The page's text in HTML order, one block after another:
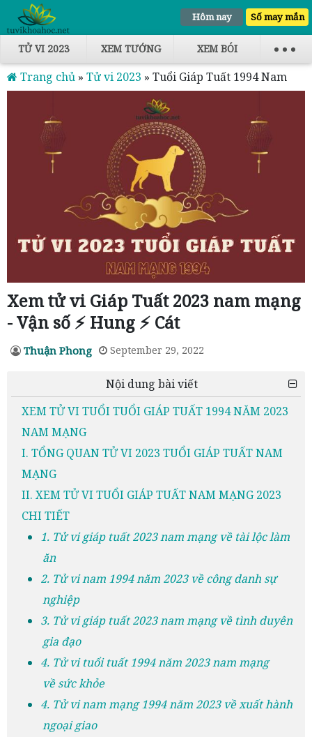
Hôm nay Số may mắn
TỬ VI 2023 XEM TƯỚNG XEM BÓI
Trang chủ » Tử vi 2023 » Tuổi Giáp Tuất 1994 Nam
Xem tử vi Giáp Tuất 2023 nam mạng
- Vận số ⚡ Hung ⚡ Cát
Thuận Phong September 29, 2022
Nội dung bài viết
XEM TỬ VI TUỔI TUỔI GIÁP TUẤT 1994 NĂM 2023
NAM MẠNG
I. TỔNG QUAN TỬ VI 2023 TUỔI GIÁP TUẤT NAM
MẠNG
II. XEM TỬ VI TUỔI GIÁP TUẤT NAM MẠNG 2023
CHI TIẾT
1. Tử vi giáp tuất 2023 nam mạng về tài lộc làm
ăn
2. Tử vi nam 1994 năm 2023 về công danh sự
nghiệp
3. Tử vi giáp tuất 2023 nam mạng về tình duyên
gia đạo
4. Tử vi tuổi tuất 1994 năm 2023 nam mạng
về sức khỏe
4. Tử vi nam mạng 1994 năm 2023 về xuất hành
ngoại giao